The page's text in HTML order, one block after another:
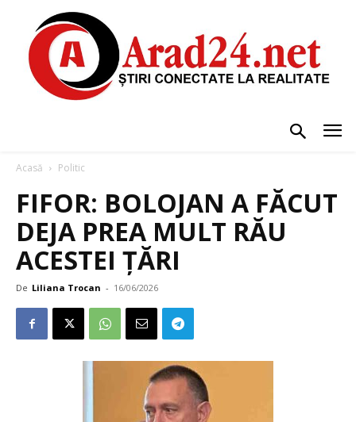
Acasă Politic
FIFOR: BOLOJAN A FĂCUT
DEJA PREA MULT RĂU
ACESTEI ȚĂRI
De Liliana Trocan - 16/06/2026